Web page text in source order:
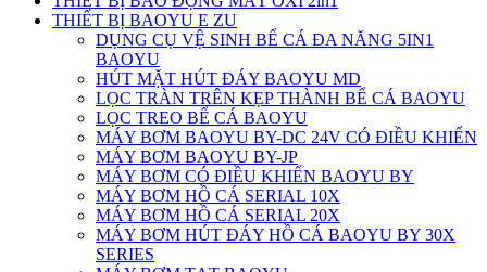
THIẾT BỊ BAOYU E ZU
DỤNG CỤ VỆ SINH BỂ CÁ ĐA NĂNG 5IN1
BAOYU
HÚT MẶT HÚT ĐÁY BAOYU MD
LỌC TRÀN TRÊN KẸP THÀNH BỂ CÁ BAOYU
LỌC TREO BỂ CÁ BAOYU
MÁY BƠM BAOYU BY-DC 24V CÓ ĐIỀU KHIỂN
MÁY BƠM BAOYU BY-JP
MÁY BƠM CÓ ĐIỀU KHIỂN BAOYU BY
MÁY BƠM HỒ CÁ SERIAL 10X
MÁY BƠM HỒ CÁ SERIAL 20X
MÁY BƠM HÚT ĐÁY HỒ CÁ BAOYU BY 30X
SERIES